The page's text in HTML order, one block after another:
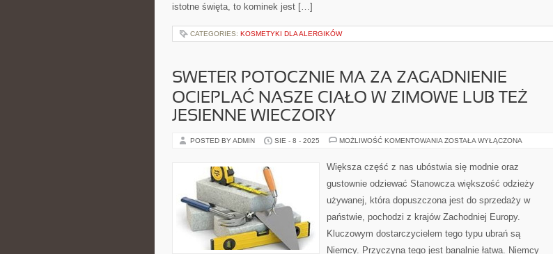
istotne święta, to kominek jest […]
CATEGORIES: KOSMETYKI DLA ALERGIKÓW
SWETER POTOCZNIE MA ZA ZAGADNIENIE
OCIEPLAĆ NASZE CIAŁO W ZIMOWE LUB TEŻ
JESIENNE WIECZORY
POSTED BY ADMIN SIE - 8 - 2025 MOŻLIWOŚĆ KOMENTOWANIA SWETER
ZA
ZAGADNIENIE
NASZE
W
LUB
JESIENNE
WIECZORY
ZOSTAŁA WYŁĄCZONA
Większa część z nas ubóstwia się modnie oraz
gustownie odziewać Stanowcza większość odzieży
używanej, która dopuszczona jest do sprzedaży w
państwie, pochodzi z krajów Zachodniej Europy.
Kluczowym dostarczycielem tego typu ubrań są
Niemcy. Przyczyna tego jest banalnie łatwa. Niemcy